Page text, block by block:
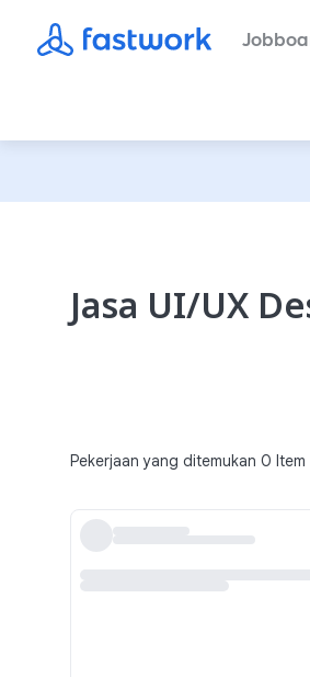
Jasa UI/UX
Pekerjaan yang ditemukan 0 Item